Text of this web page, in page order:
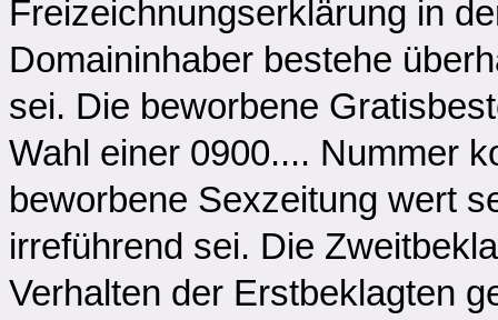
Freizeichnungserklärung in
Domaininhaber bestehe
sei. Die beworbene
Wahl einer 0900.... Nummer
beworbene Sexzeitung wert
irreführend sei. Die
Verhalten der Erstbeklagten